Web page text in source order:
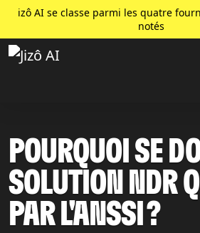
izô AI se classe parmi les quatre
notés
POURQUOI SE
SOLUTION NDR
PAR L'ANSSI ?